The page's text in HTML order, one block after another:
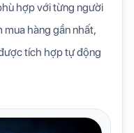
hợp với từng người
mua hàng gần nhất,
tích hợp tự động